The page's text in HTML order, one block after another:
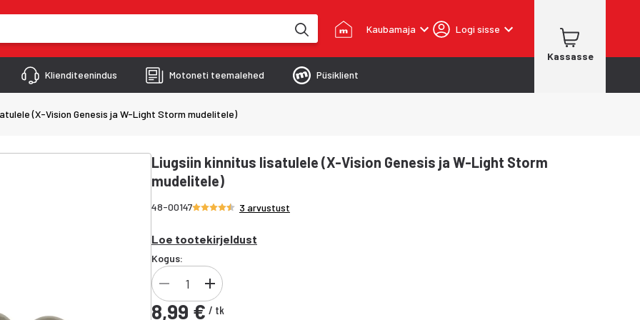
Kaubamaja Logi sisse
Kassasse
Klienditeenindus Motoneti teemalehed Püsiklient
(X-Vision Genesis ja W-Light Storm mudelitele)
Liugsiin kinnitus lisatulele (X-Vision Genesis ja W-Light Storm
mudelitele)
48-00147Hinnang 4.3/5 tähte
3 arvustust
Loe tootekirjeldust
Kogus:
8,99 € / tk